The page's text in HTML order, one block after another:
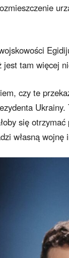
jest tam więcej
czy te
się
własną